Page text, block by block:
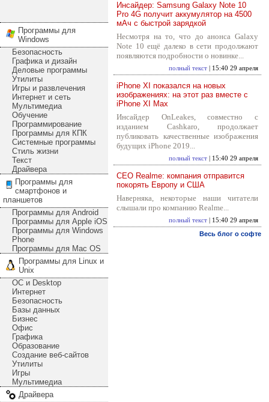
Программы для
Windows
Безопасность
Графика и дизайн
Деловые программы
Утилиты
Игры и развлечения
Интернет и сеть
Мультимедиа
Обучение
Программирование
Программы для КПК
Системные программы
Стиль жизни
Текст
Драйвера
Программы для
смартфонов и
планшетов
Программы для Android
Программы для Apple iOS
Программы для Windows
Phone
Программы для Mac OS
Программы для Linux и
Unix
ОС и Desktop
Интернет
Безопасность
Базы данных
Бизнес
Офис
Графика
Образование
Создание веб-сайтов
Утилиты
Игры
Мультимедиа
Драйвера
Инсайдер: Samsung Galaxy Note 10
Pro 4G получит аккумулятор на 4500
мАч с быстрой зарядкой
Несмотря на то, что до анонса Galaxy
Note 10 ещё далеко в сети продолжают
появляются подробности о новинке...
полный текст | 15:40 29 апреля
iPhone XI показался на новых
изображениях: на этот раз вместе с
iPhone XI Max
Инсайдер OnLeakes, совместно с
изданием Cashkaro, продолжает
публиковать качественные изображения
будущих iPhone 2019...
полный текст | 15:40 29 апреля
CEO Realme: компания отправится
покорять Европу и США
Наверняка, некоторые наши читатели
слышали про компанию Realme...
полный текст | 15:40 29 апреля
Весь блог о софте